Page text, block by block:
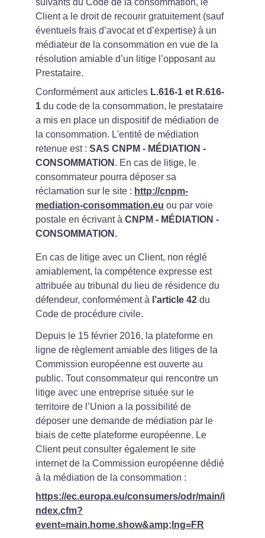
suivants du Code de la consommation, le
Client a le droit de recourir gratuitement (sauf
éventuels frais d’avocat et d’expertise) à un
médiateur de la consommation en vue de la
résolution amiable d’un litige l’opposant au
Prestataire.
Conformément aux articles L.616-1 et R.616-
1 du code de la consommation, le prestataire
a mis en place un dispositif de médiation de
la consommation. L'entité de médiation
retenue est : SAS CNPM - MÉDIATION -
CONSOMMATION . En cas de litige, le
consommateur pourra déposer sa
réclamation sur le site : http://cnpm-
mediation-consommation.eu ou par voie
postale en écrivant à CNPM - MÉDIATION -
CONSOMMATION.
En cas de litige avec un Client, non réglé
amiablement, la compétence expresse est
attribuée au tribunal du lieu de résidence du
défendeur, conformément à l’article 42 du
Code de procédure civile.
Depuis le 15 février 2016, la plateforme en
ligne de règlement amiable des litiges de la
Commission européenne est ouverte au
public. Tout consommateur qui rencontre un
litige avec une entreprise située sur le
territoire de l’Union a la possibilité de
déposer une demande de médiation par le
biais de cette plateforme européenne. Le
Client peut consulter également le site
internet de la Commission européenne dédié
à la médiation de la consommation :
https://ec.europa.eu/consumers/odr/main/i
ndex.cfm?
event=main.home.show&amp;lng=FR